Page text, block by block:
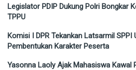
Legislator PDIP Dukung Polri Bongkar
TPPU
Komisi I DPR Tekankan Latsarmil SPPI
Pembentukan Karakter Peserta
Yasonna Laoly Ajak Mahasiswa Kawal